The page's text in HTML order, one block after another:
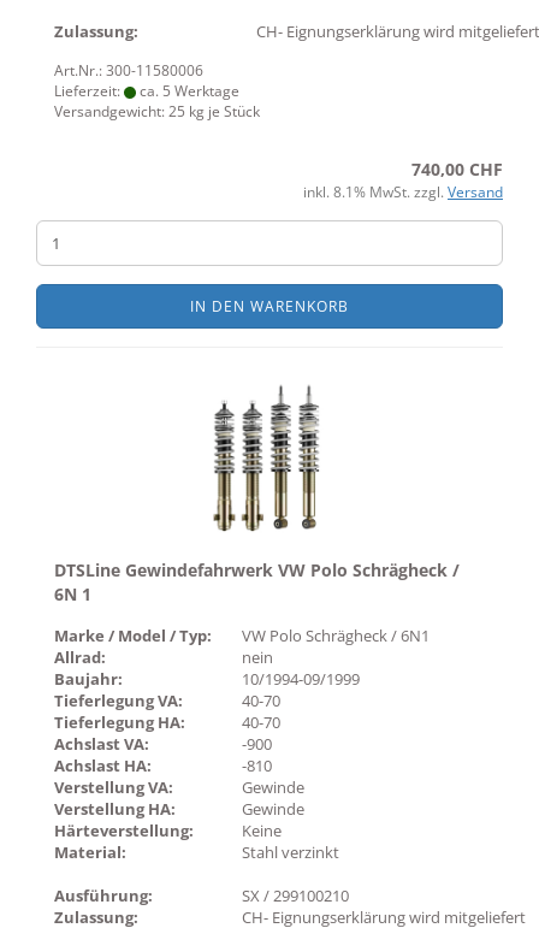
Zulassung:
CH- Eignungserklärung wird mitgeliefert
Art.Nr.: 300-11580006
Lieferzeit:
ca. 5 Werktage
Versandgewicht:25 kg je Stück
740,00 CHF
inkl. 8.1% MwSt. zzgl. Versand
IN DEN WARENKORB
DTSLine Gewindefahrwerk VW Polo Schrägheck /
6N 1
Marke / Model / Typ:
VW Polo Schrägheck / 6N1
Allrad:
nein
Baujahr:
10/1994-09/1999
Tieferlegung VA:
40-70
Tieferlegung HA:
40-70
Achslast VA:
-900
Achslast HA:
-810
Verstellung VA:
Gewinde
Verstellung HA:
Gewinde
Härteverstellung:
Keine
Material:
Stahl verzinkt
Ausführung:
SX / 299100210
Zulassung:
CH- Eignungserklärung wird mitgeliefert